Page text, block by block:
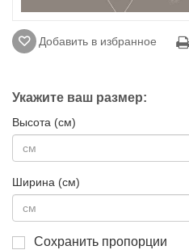
Добавить в избранное
Укажите ваш размер:
Высота (см)
Ширина (см)
Сохранить пропорции